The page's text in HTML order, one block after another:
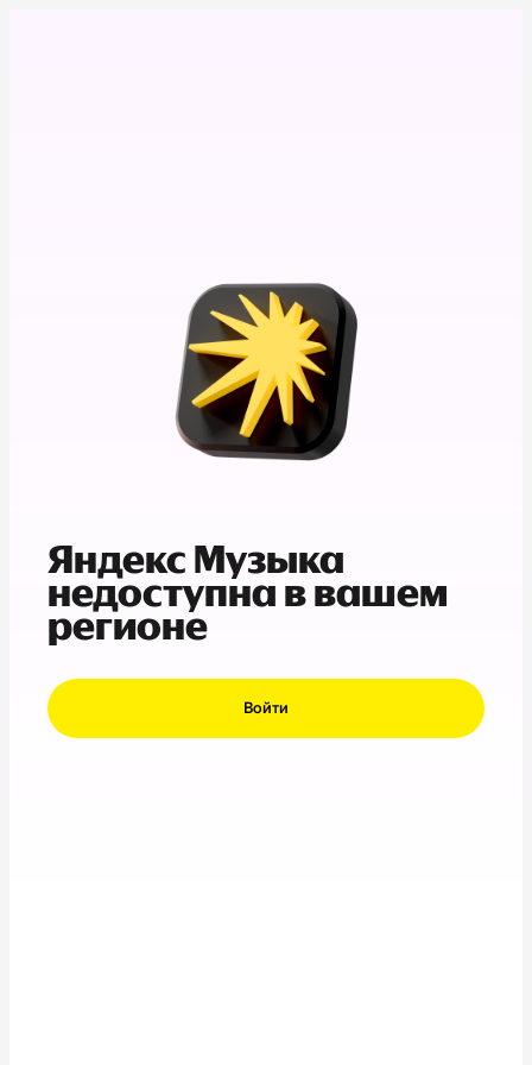
Яндекс Музыка
недоступна в вашем
регионе
Войти